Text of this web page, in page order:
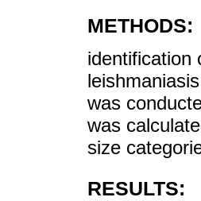
METHODS:
identification
was
was
size
RESULTS: